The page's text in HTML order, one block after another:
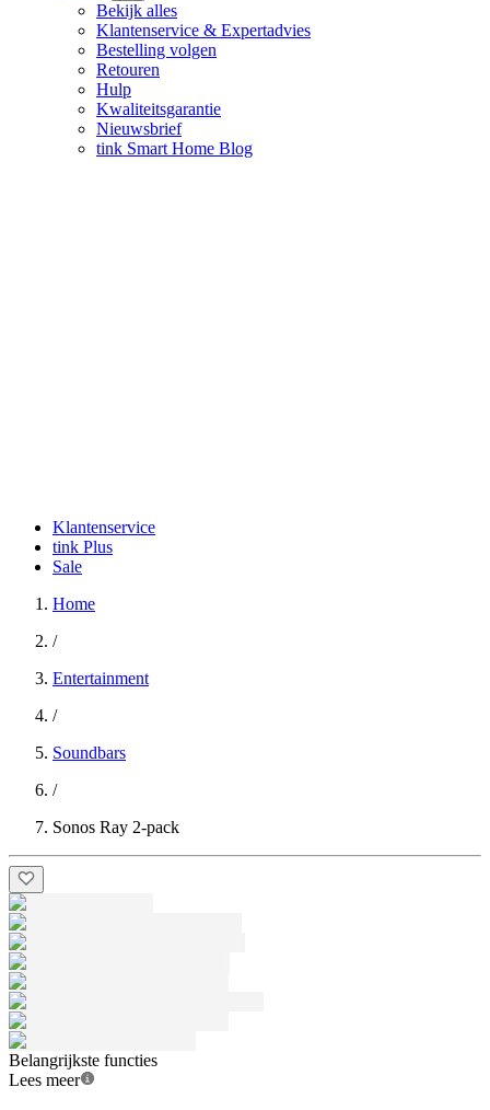
Bekijk alles
Klantenservice & Expertadvies
Bestelling volgen
Retouren
Hulp
Kwaliteitsgarantie
Nieuwsbrief
tink Smart Home Blog
Klantenservice
tink Plus
Sale
Home
/
Entertainment
/
Soundbars
/
Sonos Ray 2-pack
Belangrijkste functies
Lees meer